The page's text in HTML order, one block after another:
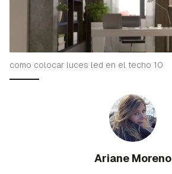
como colocar luces led en el techo 10
Ariane Moreno